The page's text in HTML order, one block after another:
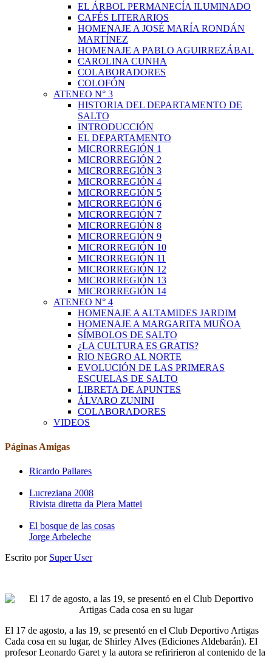
EL ÁRBOL PERMANECÍA ILUMINADO
CAFÉS LITERARIOS
HOMENAJE A JOSÉ MARÍA RONDÁN
MARTÍNEZ
HOMENAJE A PABLO AGUIRREZÁBAL
CAROLINA CUNHA
COLABORADORES
COLOFÓN
ATENEO N° 3
HISTORIA DEL DEPARTAMENTO DE
SALTO
INTRODUCCIÓN
EL DEPARTAMENTO
MICRORREGIÓN 1
MICRORREGIÓN 2
MICRORREGIÓN 3
MICRORREGIÓN 4
MICRORREGIÓN 5
MICRORREGIÓN 6
MICRORREGIÓN 7
MICRORREGIÓN 8
MICRORREGIÓN 9
MICRORREGIÓN 10
MICRORREGIÓN 11
MICRORREGIÓN 12
MICRORREGIÓN 13
MICRORREGIÓN 14
ATENEO N° 4
HOMENAJE A ALTAMIDES JARDIM
HOMENAJE A MARGARITA MUÑOA
SÍMBOLOS DE SALTO
¿LA CULTURA ES GRATIS?
RIO NEGRO AL NORTE
EVOLUCIÓN DE LAS PRIMERAS
ESCUELAS DE SALTO
LIBRETA DE APUNTES
ÁLVARO ZUNINI
COLABORADORES
VIDEOS
Páginas Amigas
Ricardo Pallares
Lucreziana 2008
Rivista diretta da Piera Mattei
El bosque de las cosas
Jorge Arbeleche
Escrito por Super User
El 17 de agosto, a las 19, se presentó en el Club Deportivo Artigas
Cada cosa en su lugar, de Shirley Alves (Ediciones Aldebarán). El
profesor Leonardo Garet y la autora se refiririeron al contenido de la